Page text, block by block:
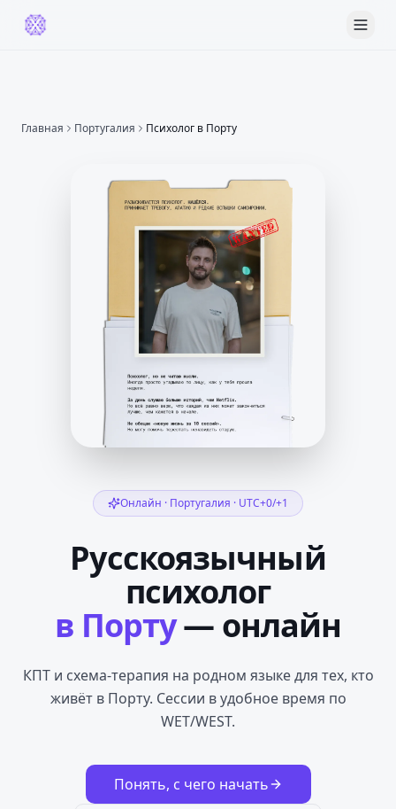
Главная Португалия Психолог в Порту
Онлайн · Португалия · UTC+0/+1
Русскоязычный
психолог
в Порту— онлайн
КПТ и схема-терапия на родном языке для тех, кто
живёт в Порту. Сессии в удобное время по
WET/WEST.
Понять, с чего начать